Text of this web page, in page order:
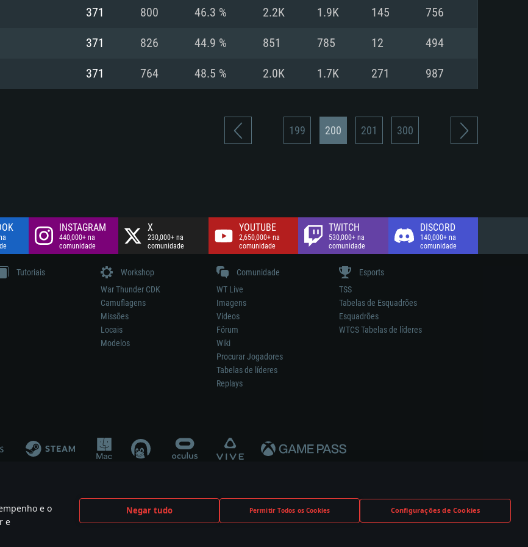
e o
e
Negar tudo Permitir Todos os Cookies Configurações de Cookies
Disco: 60,2 GB
Network: Internet de banda larga.
Disco: 60,2 GB
371 800 46.3 % 2.2K 1.9K 145 756
371 826 44.9 % 851 785 12 494
371 764 48.5 % 2.0K 1.7K 271 987
199 200 201 300
INSTAGRAM
440,000+ na
comunidade
X
230,000+ na
comunidade
YOUTUBE
2,650,000+ na
comunidade
TWITCH
530,000+ na
comunidade
DISCORD
140,000+ na
comunidade
Tutoriais
Workshop
War Thunder CDK
Camuflagens
Missões
Locais
Modelos
Comunidade
WT Live
Imagens
Videos
Fórum
Wiki
Procurar Jogadores
Tabelas de líderes
Replays
Esports
TSS
Tabelas de Esquadrões
Esquadrões
WTCS Tabelas de líderes
participação no desenvolvimento, patrocínio ou aval do respetivo construtor.
the property of their respective owners.